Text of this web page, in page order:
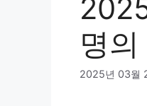
명
2025년 03월